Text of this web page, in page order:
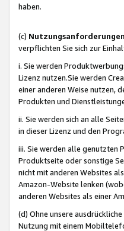
haben.
(c) Nutzungsanforderungen
verpflichten Sie sich zur
i. Sie werden
Lizenz nutzen.Sie werden
einer anderen Weise nutzen,
Produkten und
ii. Sie werden sich an alle
in dieser Lizenz und den
iii. Sie werden alle genutzten
Produktseite oder sonstige
nicht mit anderen Websites
Amazon-Website lenken
anderen Websites als einer
(d) Ohne unsere
Nutzung mit einem